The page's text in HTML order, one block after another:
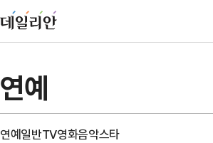
연예
연예일반TV영화음악스타